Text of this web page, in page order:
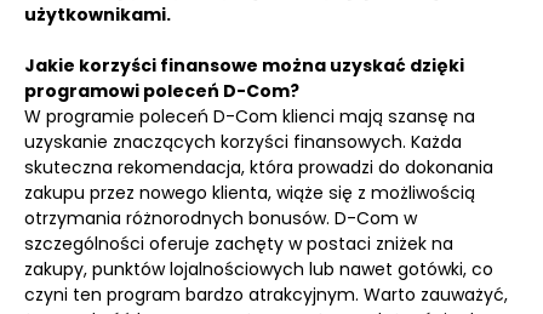
użytkownikami.
Jakie korzyści finansowe można uzyskać dzięki
programowi poleceń D-Com?
W programie poleceń D-Com klienci mają szansę na
uzyskanie znaczących korzyści finansowych. Każda
skuteczna rekomendacja, która prowadzi do dokonania
zakupu przez nowego klienta, wiąże się z możliwością
otrzymania różnorodnych bonusów. D-Com w
szczególności oferuje zachęty w postaci zniżek na
zakupy, punktów lojalnościowych lub nawet gotówki, co
czyni ten program bardzo atrakcyjnym. Warto zauważyć,